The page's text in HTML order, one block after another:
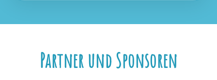
Partner und Sponsoren